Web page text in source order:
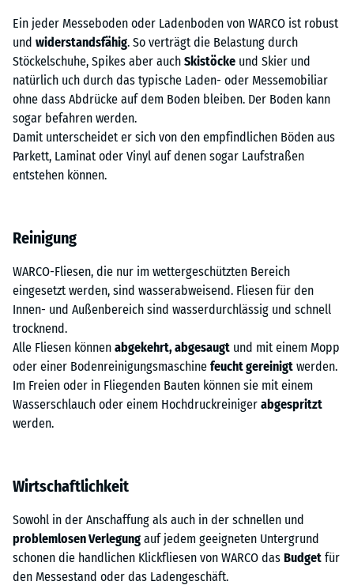
Ein jeder Messeboden oder Ladenboden von WARCO ist robust
und widerstandsfähig. So verträgt die Belastung durch
Stöckelschuhe, Spikes aber auch Skistöcke und Skier und
natürlich uch durch das typische Laden- oder Messemobiliar
ohne dass Abdrücke auf dem Boden bleiben. Der Boden kann
sogar befahren werden.
Damit unterscheidet er sich von den empfindlichen Böden aus
Parkett, Laminat oder Vinyl auf denen sogar Laufstraßen
entstehen können.
Reinigung
WARCO-Fliesen, die nur im wettergeschützten Bereich
eingesetzt werden, sind wasserabweisend. Fliesen für den
Innen- und Außenbereich sind wasserdurchlässig und schnell
trocknend.
Alle Fliesen können abgekehrt, abgesaugt und mit einem Mopp
oder einer Bodenreinigungsmaschine feucht gereinigt werden.
Im Freien oder in Fliegenden Bauten können sie mit einem
Wasserschlauch oder einem Hochdruckreiniger abgespritzt
werden.
Wirtschaftlichkeit
Sowohl in der Anschaffung als auch in der schnellen und
problemlosen Verlegung auf jedem geeigneten Untergrund
schonen die handlichen Klickfliesen von WARCO das Budget für
den Messestand oder das Ladengeschäft.